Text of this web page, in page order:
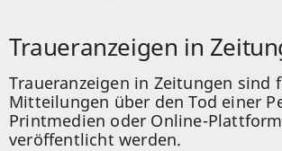
Traueranzeigen in
Traueranzeigen in Zeitungen sind
Mitteilungen über den Tod einer
Printmedien oder Online-
veröffentlicht werden.